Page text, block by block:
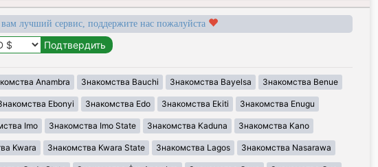
лучший сервис, поддержите нас пожалуйста
Anambra Знакомства Bauchi Знакомства Bayelsa Знакомства Benue
Ebonyi Знакомства Edo Знакомства Ekiti Знакомства Enugu
Imo Знакомства Imo State Знакомства Kaduna Знакомства Kano
Kwara Знакомства Kwara State Знакомства Lagos Знакомства Nasarawa